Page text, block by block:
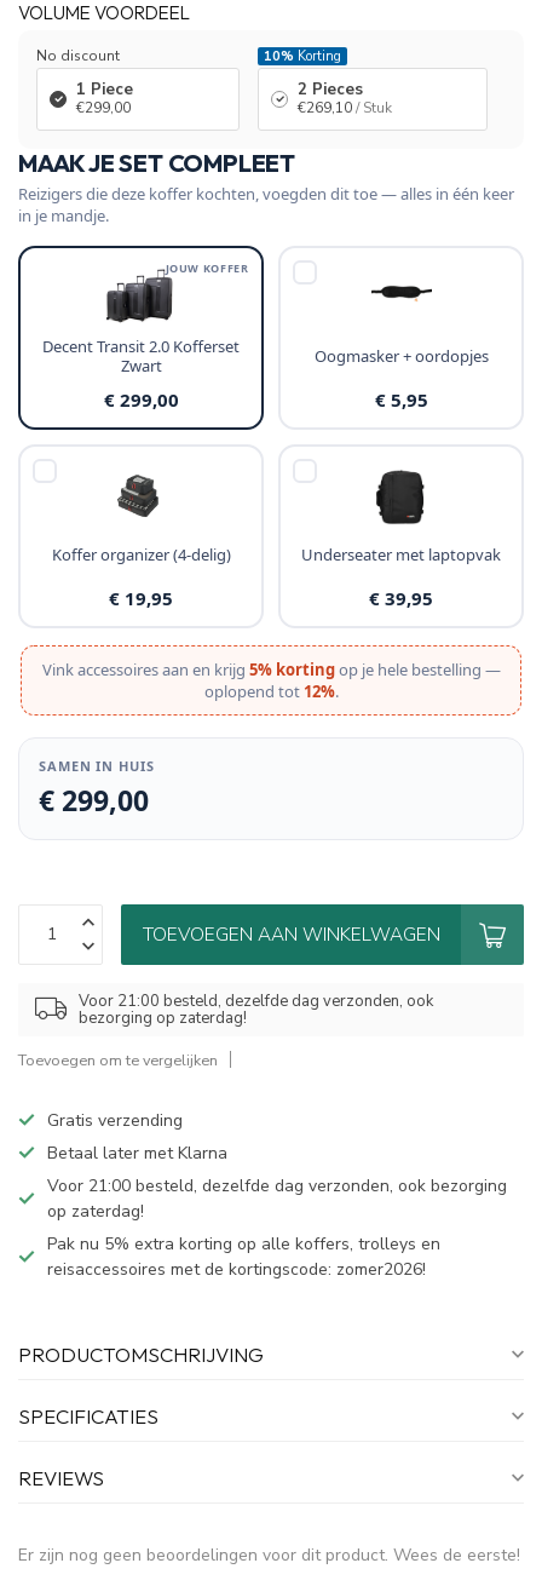
VOLUME VOORDEEL
No discount
1 Piece
€299,00
10% Korting
2 Pieces
€269,10/ Stuk
MAAK JE SET COMPLEET
Reizigers die deze koffer kochten, voegden dit toe — alles in één keer
in je mandje.
JOUW KOFFER
Decent Transit 2.0 Kofferset
Zwart
€ 299,00
Oogmasker + oordopjes
€ 5,95
Koffer organizer (4-delig)
€ 19,95
Underseater met laptopvak
€ 39,95
Vink accessoires aan en krijg 5% kortingop je hele bestelling —
oplopend tot 12%.
SAMEN IN HUIS
€ 299,00
TOEVOEGEN AAN WINKELWAGEN
Voor 21:00 besteld, dezelfde dag verzonden, ook
bezorging op zaterdag!
Toevoegen om te vergelijken
Gratis verzending
Betaal later met Klarna
Voor 21:00 besteld, dezelfde dag verzonden, ook bezorging
op zaterdag!
Pak nu 5% extra korting op alle koffers, trolleys en
reisaccessoires met de kortingscode: zomer2026!
PRODUCTOMSCHRIJVING
SPECIFICATIES
REVIEWS
Er zijn nog geen beoordelingen voor dit product. Wees de eerste!